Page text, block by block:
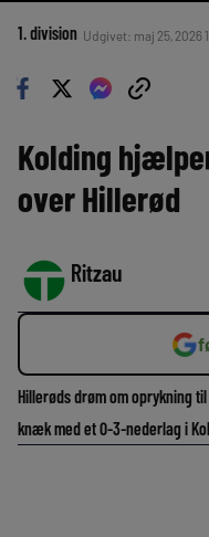
1. division Udgivet: maj 25, 2026
Kolding
over Hillerød
Ritzau
Hillerøds drøm om oprykning
knæk med et 0-3-nederlag i